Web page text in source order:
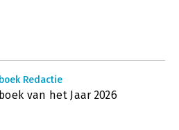
Redactie
van het Jaar 2026